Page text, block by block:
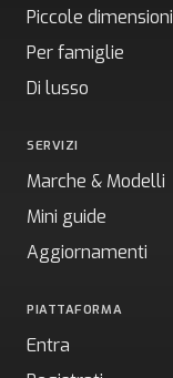
Piccole dimensioni
Per famiglie
Di lusso
SERVIZI
Marche & Modelli
Mini guide
Aggiornamenti
PIATTAFORMA
Entra